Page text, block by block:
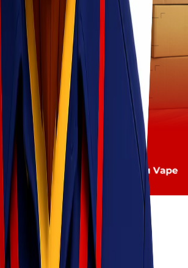
Rokok Elektronik atau Vape